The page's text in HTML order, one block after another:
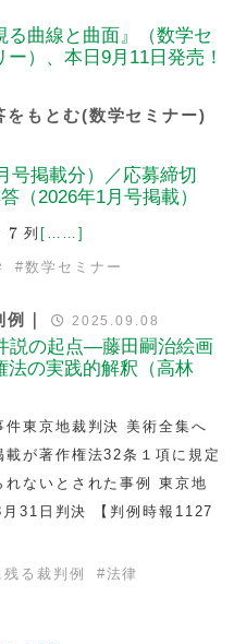
る曲線と曲面』（数学セ
ー）、本日9月11日発売！
をもとむ(数学セミナー)
号掲載分）／応募締切
（2026年1月号掲載）
7
7列 [……]
#数学セミナー
例｜ 2025.09.08
説の起点—藤田嗣治絵画
法の実践的解釈（高林
件東京地裁判決 美術全集へ
載が著作権法32条１項に規定
れないとされた事例 東京地
31日判決 【判例時報1127
残る裁判例 #法律